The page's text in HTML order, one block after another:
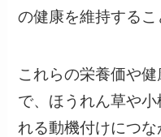
の健康を維持するこ
これらの栄養価や
で、ほうれん草や
れる動機付けにつな